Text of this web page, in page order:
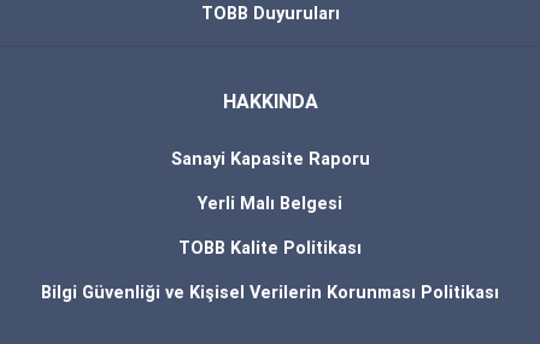
TOBB Duyuruları
HAKKINDA
Sanayi Kapasite Raporu
Yerli Malı Belgesi
TOBB Kalite Politikası
Bilgi Güvenliği ve Kişisel Verilerin Korunması Politikası